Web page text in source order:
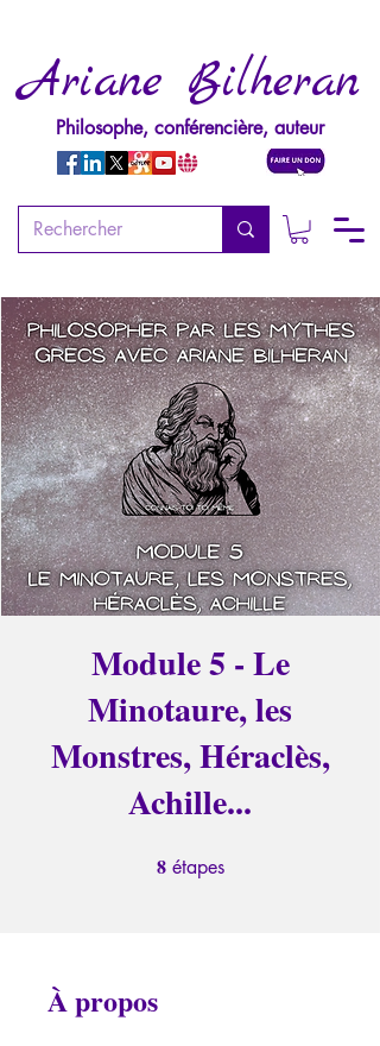
Ariane Bilheran
Philosophe, conférencière, auteur
Module 5 - Le
Minotaure, les
Monstres, Héraclès,
Achille...
8 étapes
À propos